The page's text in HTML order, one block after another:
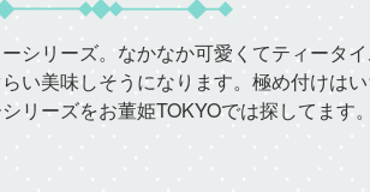
シリーズ。なかなか可愛くてティータ
い美味しそうになります。極め付けは
リーズをお董姫TOKYOでは探してます